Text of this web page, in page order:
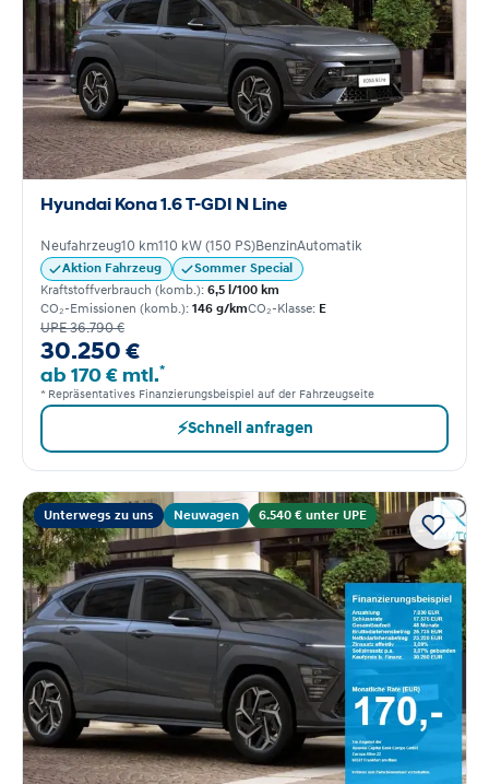
Hyundai Kona 1.6 T-GDI N Line
Neufahrzeug10 km110 kW (150 PS)BenzinAutomatik
Aktion Fahrzeug
Sommer Special
Kraftstoffverbrauch (komb.): 6,5 l/100 km
CO₂-Emissionen (komb.): 146 g/kmCO₂-Klasse: E
UPE 36.790 €
30.250 €
ab 170 € mtl.*
* Repräsentatives Finanzierungsbeispiel auf der Fahrzeugseite
⚡Schnell anfragen
Unterwegs zu uns Neuwagen 6.540 € unter UPE